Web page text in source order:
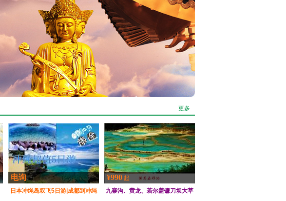
更多
电询
日本冲绳岛双飞5日游|成都到冲绳
¥990 起
九寨沟、黄龙、若尔盖镰刀坝大草